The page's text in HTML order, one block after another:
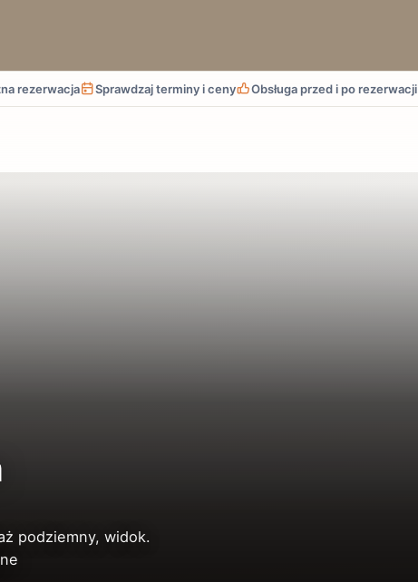
rezerwacja Sprawdzaj terminy i ceny Obsługa przed i po rezerwacji
podziemny, widok.